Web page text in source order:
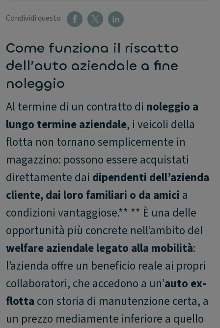
Condividi questo
Come funziona il riscatto
dell’auto aziendale a fine
noleggio
Al termine di un contratto di noleggio a
lungo termine aziendale, i veicoli della
flotta non tornano semplicemente in
magazzino: possono essere acquistati
direttamente dai dipendenti dell’azienda
cliente, dai loro familiari o da amici a
condizioni vantaggiose.** ** È una delle
opportunità più concrete nell’ambito del
welfare aziendale legato alla mobilità:
l’azienda offre un beneficio reale ai propri
collaboratori, che accedono a un’auto ex-
flotta con storia di manutenzione certa, a
un prezzo mediamente inferiore a quello